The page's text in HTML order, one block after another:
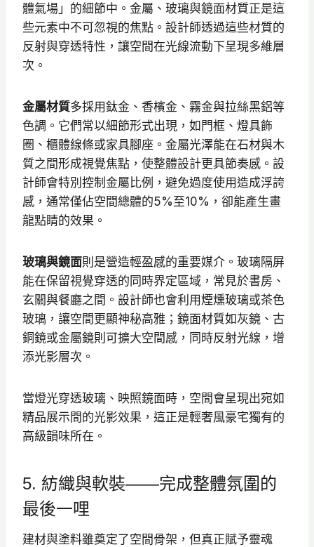
體氣場」的細節中。金屬、玻璃與鏡面材質正是這
些元素中不可忽視的焦點。設計師透過這些材質的
反射與穿透特性，讓空間在光線流動下呈現多維層
次。
金屬材質多採用鈦金、香檳金、霧金與拉絲黑鋁等
色調。它們常以細節形式出現，如門框、燈具飾
圈、櫃體線條或家具腳座。金屬光澤能在石材與木
質之間形成視覺焦點，使整體設計更具節奏感。設
計師會特別控制金屬比例，避免過度使用造成浮誇
感，通常僅佔空間總體的5%至10%，卻能產生畫
龍點睛的效果。
玻璃與鏡面則是營造輕盈感的重要媒介。玻璃隔屏
能在保留視覺穿透的同時界定區域，常見於書房、
玄關與餐廳之間。設計師也會利用煙燻玻璃或茶色
玻璃，讓空間更顯神秘高雅；鏡面材質如灰鏡、古
銅鏡或金屬鏡則可擴大空間感，同時反射光線，增
添光影層次。
當燈光穿透玻璃、映照鏡面時，空間會呈現出宛如
精品展示間的光影效果，這正是輕奢風豪宅獨有的
高級韻味所在。
5. 紡織與軟裝——完成整體氛圍的
最後一哩
建材與塗料雖奠定了空間骨架，但真正賦予靈魂